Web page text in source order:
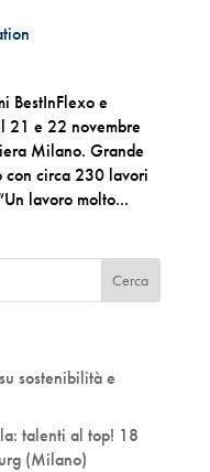
BestInFlexo e
21 e 22 novembre
Milano. Grande
con circa 230 lavori
lavoro molto...
sostenibilità e
talenti al top! 18
(Milano)